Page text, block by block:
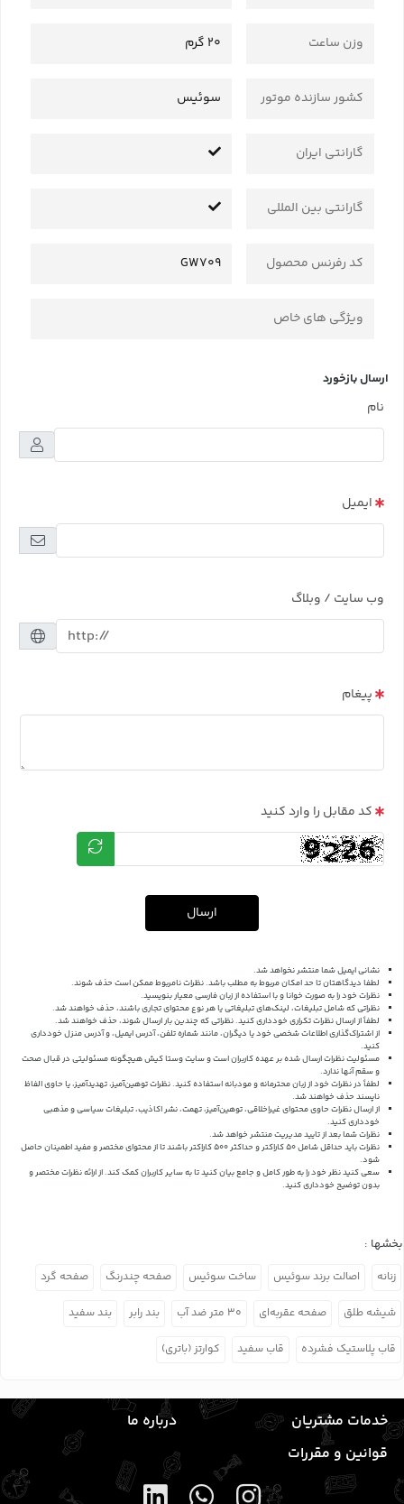
وزن ساعت 20 گرم
کشور سازنده موتور سوئیس
گارانتی ایران
گارانتی بین المللی
کد رفرنس محصول GW709
ویژگی های خاص
ارسال بازخورد
نام
ایمیل
وب سایت / وبلاگ
پیغام
کد مقابل را وارد کنید
ارسال
نشانی ایمیل شما منتشر نخواهد شد.
لطفا دیدگاهتان تا حد امکان مربوط به مطلب باشد. نظرات نامربوط ممکن است حذف شوند.
نظرات خود را به صورت خوانا و با استفاده از زبان فارسی معیار بنویسید.
نظراتی که شامل تبلیغات، لینک‌های تبلیغاتی یا هر نوع محتوای تجاری باشند، حذف خواهند شد.
لطفاً از ارسال نظرات تکراری خودداری کنید. نظراتی که چندین بار ارسال شوند، حذف خواهند شد.
از اشتراک‌گذاری اطلاعات شخصی خود یا دیگران، مانند شماره تلفن، آدرس ایمیل، و آدرس منزل خودداری
کنید.
مسئولیت نظرات ارسال شده بر عهده کاربران است و سایت وستا کیش هیچگونه مسئولیتی در قبال صحت
و سقم آنها ندارد.
لطفاً در نظرات خود از زبان محترمانه و مودبانه استفاده کنید. نظرات توهین‌آمیز، تهدیدآمیز، یا حاوی الفاظ
ناپسند حذف خواهند شد.
از ارسال نظرات حاوی محتوای غیراخلاقی، توهین‌آمیز، تهمت، نشر اکاذیب، تبلیغات سیاسی و مذهبی
خودداری کنید.
نظرات شما بعد از تایید مدیریت منتشر خواهد شد.
نظرات باید حداقل شامل 50 کاراکتر و حداکثر 500 کاراکتر باشند تا از محتوای مختصر و مفید اطمینان حاصل
شود.
سعی کنید نظر خود را به طور کامل و جامع بیان کنید تا به سایر کاربران کمک کند.از ارائه نظرات مختصر و
بدون توضیح خودداری کنید.
بخشها :
زنانه اصالت برند سوئیس ساخت سوئیس صفحه چندرنگ صفحه گرد
شیشه طلق صفحه عقربه‌ای ۳۰ متر ضد آب بند رابر بند سفید
قاب پلاستیک فشرده قاب سفید کوارتز (باتری)
خدمات مشتریان
درباره ما
قوانین و مقررات